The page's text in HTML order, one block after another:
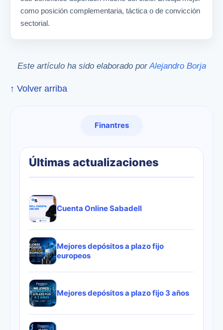
como posición complementaria, táctica o de convicción
sectorial.
Este artículo ha sido elaborado por Alejandro Borja
↑ Volver arriba
Finantres
Últimas actualizaciones
Cuenta Online Sabadell
Mejores depósitos a plazo fijo
europeos
Mejores depósitos a plazo fijo 3 años